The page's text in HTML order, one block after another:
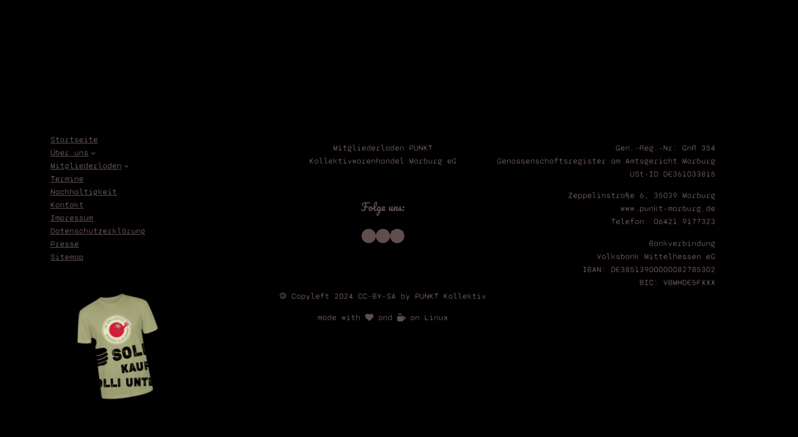
Startseite
Über uns
Mitgliederladen
Termine
Nachhaltigkeit
Kontakt
Impressum
Datenschutzerklärung
Presse
Sitemap
Mitgliederladen PUNKT
Kollektivwarenhandel Marburg eG
Folge uns:
Instagram Telegram Bluesky
🄯 Copyleft 2024 CC-BY-SA by PUNKT Kollektiv
made with and on Linux
Gen.-Reg.-Nr: GnR 354
Genossenschaftsregister am Amtsgericht Marburg
USt-ID DE361033815
Zeppelinstraße 6, 35039 Marburg
www.punkt-marburg.de
Telefon: 06421 9177323
Bankverbindung
Volksbank Mittelhessen eG
IBAN: DE38513900000082785302
BIC: VBMHDE5FXXX